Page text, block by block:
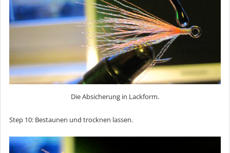
Die Absicherung in Lackform.
Step 10: Bestaunen und trocknen lassen.